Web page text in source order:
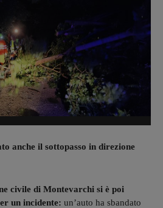
anche il sottopasso in direzione
civile di Montevarchi si è poi
un incidente: un’auto ha sbandato